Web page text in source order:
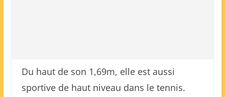
Du haut de son 1,69m, elle est aussi
sportive de haut niveau dans le tennis.